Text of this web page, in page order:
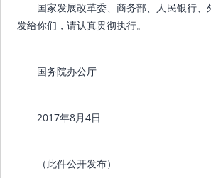
国家发展改革委、商务部、人民银行
发给你们，请认真贯彻执行。
国务院办公厅
2017年8月4日
（此件公开发布）